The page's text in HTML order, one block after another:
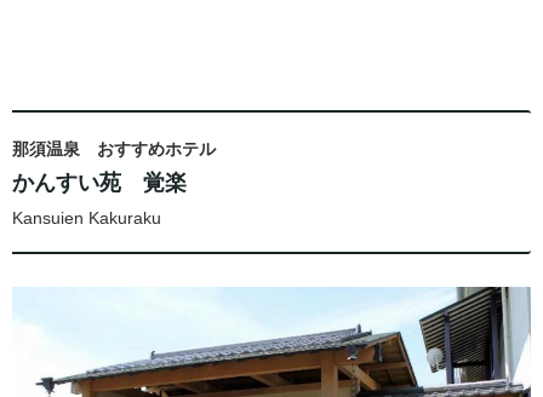
那須温泉 おすすめホテル
かんすい苑 覚楽
Kansuien Kakuraku